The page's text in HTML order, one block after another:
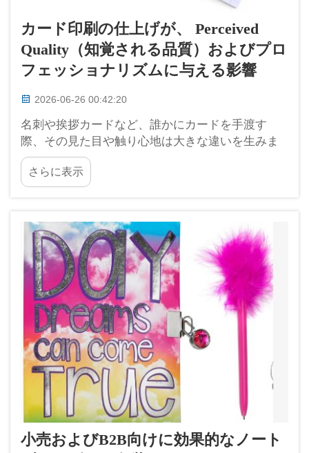
カード印刷の仕上げが、 Perceived
Quality（知覚される品質）およびプロ
フェッショナリズムに与える影響
2026-06-26 00:42:20
名刺や挨拶カードなど、誰かにカードを手渡す
際、その見た目や触り心地は大きな違いを生みま
す。印刷された文字だけではなく、カードそのも
のの作り方にも注目が必要です。そこで登場する
のが「印刷仕上げ」です…
さらに表示
小売およびB2B向けに効果的なノート